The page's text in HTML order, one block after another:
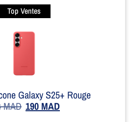
Top Ventes
Galaxy S25+ Rouge
MAD 190 MAD